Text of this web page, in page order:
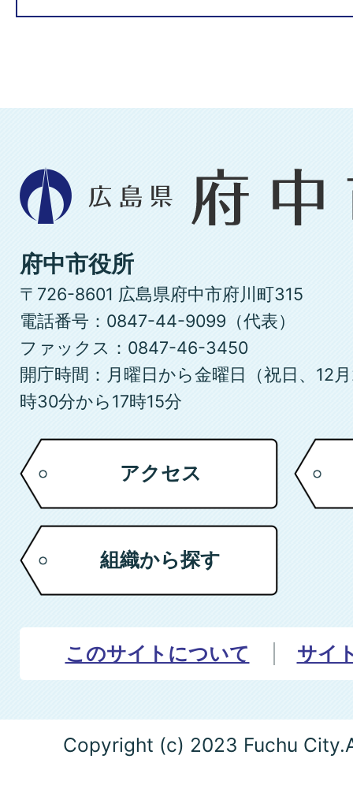
広
島
県
府
中
市
府中市役所
〒726-8601 広島県府中市府川町315
電話番号：0847-44-9099（代表）
ファックス：0847-46-3450
開庁時間：月曜日から金曜日（祝日、12
時30分から17時15分
アクセス
組織から探す
このサイトについて サイ
Copyright (c) 2023 Fuchu